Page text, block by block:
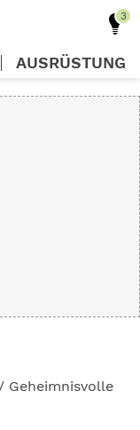
Geheimnisvolle
AUSRÜSTUNG